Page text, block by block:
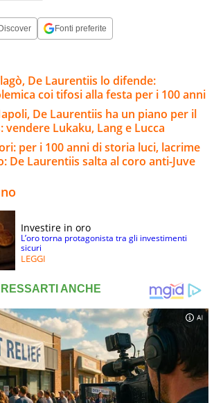
Fonti preferite
De Laurentiis lo difende:
coi tifosi alla festa per i 100 anni
De Laurentiis ha un piano per il
vendere Lukaku, Lang e Lucca
per i 100 anni di storia luci, lacrime
De Laurentiis salta al coro anti-Juve
Investire in oro
L’oro torna protagonista tra gli investimenti
sicuri
LEGGI